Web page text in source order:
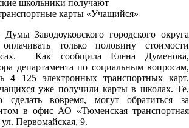
Заводоуковского городского округа
только половину стоимости
Как сообщила Елена Думенова,
департамента по социальным вопросам,
4 125 электронных транспортных карт.
уже получили карты в школах. Те,
вовремя, могут обратиться за
в офис АО «Тюменская транспортная
Первомайская, 9.